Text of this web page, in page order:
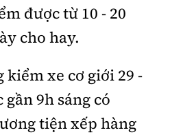
được từ 10 - 20
cho hay.
kiểm xe cơ giới 29 -
9h sáng có
tiện xếp hàng